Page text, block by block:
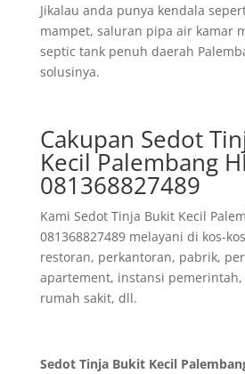
Jikalau anda punya kendala
mampet, saluran pipa air kamar
septic tank penuh daerah
solusinya.
Cakupan Sedot
Kecil Palembang
081368827489
Kami Sedot Tinja Bukit Kecil
081368827489 melayani di kos-
restoran, perkantoran, pabrik,
apartement, instansi pemerintah,
rumah sakit, dll.
Sedot Tinja Bukit Kecil